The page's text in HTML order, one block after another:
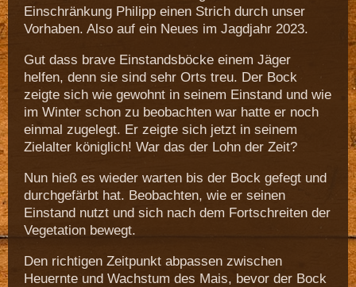
Einschränkung Philipp einen Strich durch unser
Vorhaben. Also auf ein Neues im Jagdjahr 2023.
Gut dass brave Einstandsböcke einem Jäger
helfen, denn sie sind sehr Orts treu. Der Bock
zeigte sich wie gewohnt in seinem Einstand und wie
im Winter schon zu beobachten war hatte er noch
einmal zugelegt. Er zeigte sich jetzt in seinem
Zielalter königlich! War das der Lohn der Zeit?
Nun hieß es wieder warten bis der Bock gefegt und
durchgefärbt hat. Beobachten, wie er seinen
Einstand nutzt und sich nach dem Fortschreiten der
Vegetation bewegt.
Den richtigen Zeitpunkt abpassen zwischen
Heuernte und Wachstum des Mais, bevor der Bock